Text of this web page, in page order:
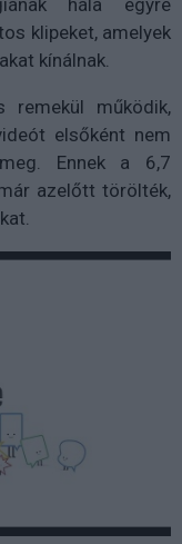
klipeket, amelyek
kínálnak.
remekül működik,
elsőként nem
Ennek a 6,7
azelőtt törölték,